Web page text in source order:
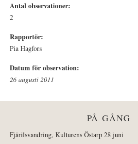
Antal observationer:
2
Rapportör:
Pia Hagfors
Datum för observation:
26 augusti 2011
PÅ GÅNG
Fjärilsvandring, Kulturens Östarp 28 juni